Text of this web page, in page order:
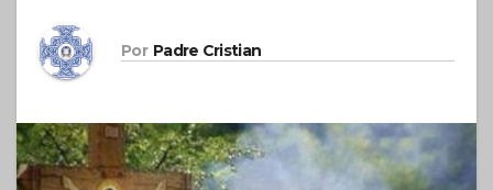
Por Padre Cristian